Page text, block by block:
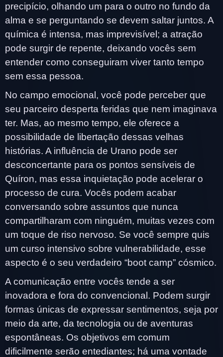
precipício, olhando um para o outro no fundo da
alma e se perguntando se devem saltar juntos. A
química é intensa, mas imprevisível; a atração
pode surgir de repente, deixando vocês sem
entender como conseguiram viver tanto tempo
sem essa pessoa.
No campo emocional, você pode perceber que
seu parceiro desperta feridas que nem imaginava
ter. Mas, ao mesmo tempo, ele oferece a
possibilidade de libertação dessas velhas
histórias. A influência de Urano pode ser
desconcertante para os pontos sensíveis de
Quíron, mas essa inquietação pode acelerar o
processo de cura. Vocês podem acabar
conversando sobre assuntos que nunca
compartilharam com ninguém, muitas vezes com
um toque de riso nervoso. Se você sempre quis
um curso intensivo sobre vulnerabilidade, esse
aspecto é o seu verdadeiro “boot camp” cósmico.
A comunicação entre vocês tende a ser
inovadora e fora do convencional. Podem surgir
formas únicas de expressar sentimentos, seja por
meio da arte, da tecnologia ou de aventuras
espontâneas. Os objetivos em comum
dificilmente serão entediantes; há uma vontade